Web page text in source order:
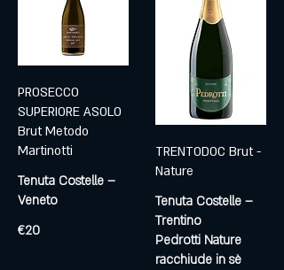
PROSECCO
SUPERIORE ASOLO
Brut Metodo
Martinotti
Tenuta Costelle –
Veneto
€20
TRENTODOC Brut -
Nature
Tenuta Costelle –
Trentino
Pedrotti Nature
racchiude in sè